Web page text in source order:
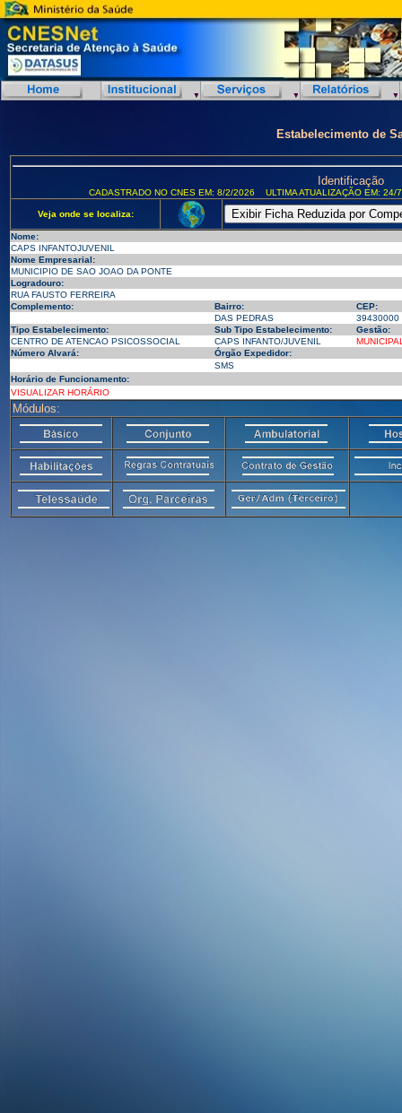
Estabelecimento de
Identificação
CADASTRADO NO CNES EM: 8/2/2026 ULTIMA ATUALIZAÇÃO EM:
Veja onde se localiza:
Nome:
CAPS INFANTOJUVENIL
Nome Empresarial:
MUNICIPIO DE SAO JOAO DA PONTE
Logradouro:
RUA FAUSTO FERREIRA
Complemento:
Bairro:
CEP:
DAS PEDRAS
39430000
Tipo Estabelecimento:
Sub Tipo Estabelecimento:
Gestão:
CENTRO DE ATENCAO PSICOSSOCIAL
CAPS INFANTO/JUVENIL
Número Alvará:
Órgão Expedidor:
SMS
Horário de Funcionamento:
VISUALIZAR HORÁRIO
Módulos: